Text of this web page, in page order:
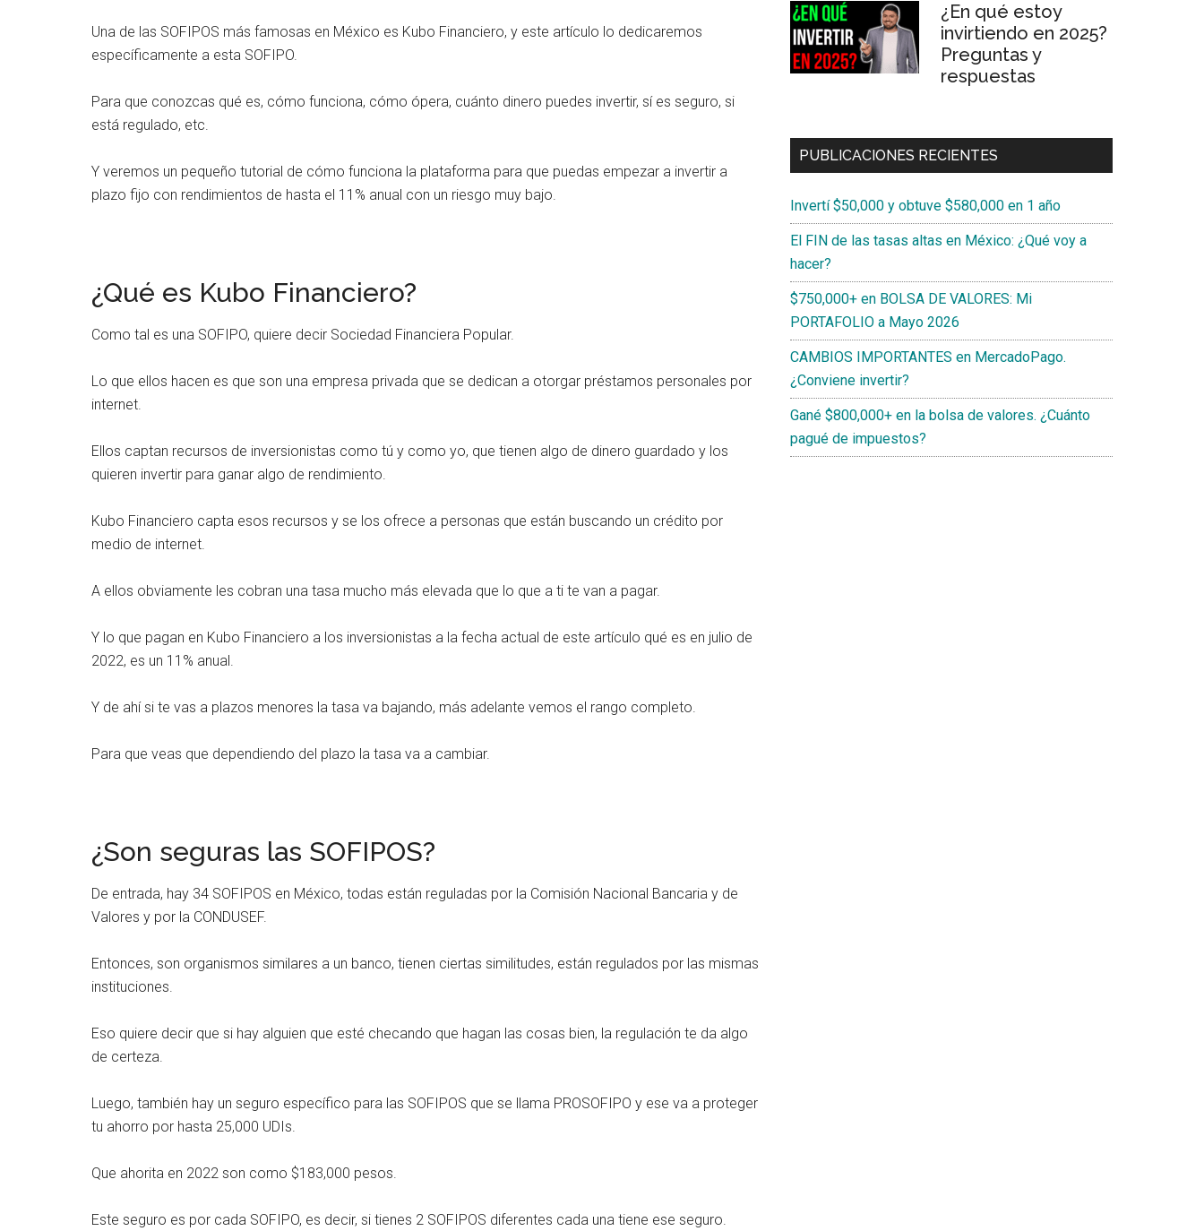
Una de las SOFIPOS más famosas en México es Kubo Financiero, y este artículo lo dedicaremos
específicamente a esta SOFIPO.
Para que conozcas qué es, cómo funciona, cómo ópera, cuánto dinero puedes invertir, sí es seguro, si
está regulado, etc.
Y veremos un pequeño tutorial de cómo funciona la plataforma para que puedas empezar a invertir a
plazo fijo con rendimientos de hasta el 11% anual con un riesgo muy bajo.
¿Qué es Kubo Financiero?
Como tal es una SOFIPO, quiere decir Sociedad Financiera Popular.
Lo que ellos hacen es que son una empresa privada que se dedican a otorgar préstamos personales por
internet.
Ellos captan recursos de inversionistas como tú y como yo, que tienen algo de dinero guardado y los
quieren invertir para ganar algo de rendimiento.
Kubo Financiero capta esos recursos y se los ofrece a personas que están buscando un crédito por
medio de internet.
A ellos obviamente les cobran una tasa mucho más elevada que lo que a ti te van a pagar.
Y lo que pagan en Kubo Financiero a los inversionistas a la fecha actual de este artículo qué es en julio de
2022, es un 11% anual.
Y de ahí si te vas a plazos menores la tasa va bajando, más adelante vemos el rango completo.
Para que veas que dependiendo del plazo la tasa va a cambiar.
¿Son seguras las SOFIPOS?
De entrada, hay 34 SOFIPOS en México, todas están reguladas por la Comisión Nacional Bancaria y de
Valores y por la CONDUSEF.
Entonces, son organismos similares a un banco, tienen ciertas similitudes, están regulados por las mismas
instituciones.
Eso quiere decir que si hay alguien que esté checando que hagan las cosas bien, la regulación te da algo
de certeza.
Luego, también hay un seguro específico para las SOFIPOS que se llama PROSOFIPO y ese va a proteger
tu ahorro por hasta 25,000 UDIs.
Que ahorita en 2022 son como $183,000 pesos.
Este seguro es por cada SOFIPO, es decir, si tienes 2 SOFIPOS diferentes cada una tiene ese seguro.
¿En qué estoy
invirtiendo en 2025?
Preguntas y
respuestas
PUBLICACIONES RECIENTES
Invertí $50,000 y obtuve $580,000 en 1 año
El FIN de las tasas altas en México: ¿Qué voy a
hacer?
$750,000+ en BOLSA DE VALORES: Mi
PORTAFOLIO a Mayo 2026
CAMBIOS IMPORTANTES en MercadoPago.
¿Conviene invertir?
Gané $800,000+ en la bolsa de valores. ¿Cuánto
pagué de impuestos?